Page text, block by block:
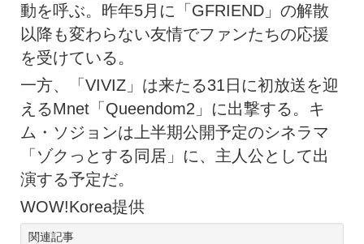
動を呼ぶ。昨年5月に「GFRIEND」の解散
以降も変わらない友情でファンたちの応援
を受けている。
一方、「VIVIZ」は来たる31日に初放送を迎
えるMnet「Queendom2」に出撃する。キ
ム・ソジョンは上半期公開予定のシネラマ
「ゾクっとする同居」に、主人公として出
演する予定だ。
WOW!Korea提供
関連記事